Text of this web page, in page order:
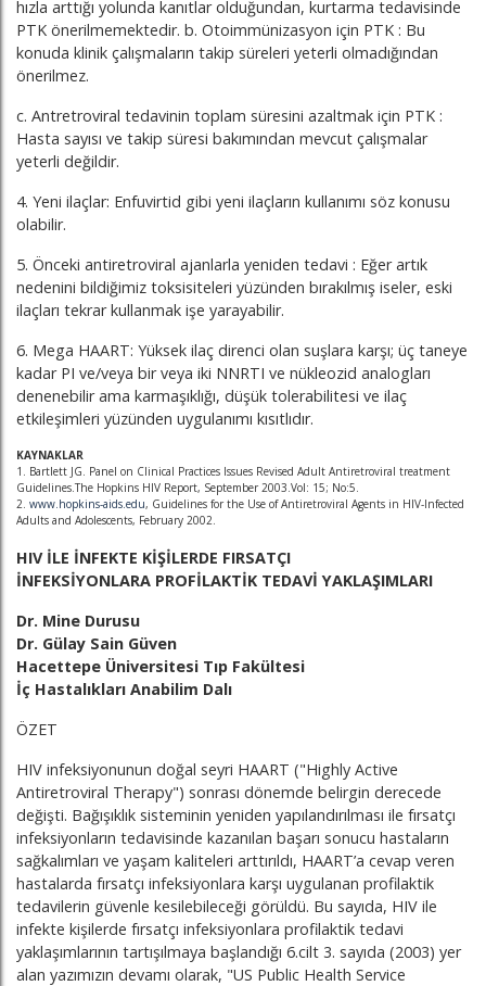
hızla arttığı yolunda kanıtlar olduğundan, kurtarma tedavisinde
PTK önerilmemektedir. b. Otoimmünizasyon için PTK : Bu
konuda klinik çalışmaların takip süreleri yeterli olmadığından
önerilmez.
c. Antretroviral tedavinin toplam süresini azaltmak için PTK :
Hasta sayısı ve takip süresi bakımından mevcut çalışmalar
yeterli değildir.
4. Yeni ilaçlar: Enfuvirtid gibi yeni ilaçların kullanımı söz konusu
olabilir.
5. Önceki antiretroviral ajanlarla yeniden tedavi : Eğer artık
nedenini bildiğimiz toksisiteleri yüzünden bırakılmış iseler, eski
ilaçları tekrar kullanmak işe yarayabilir.
6. Mega HAART: Yüksek ilaç direnci olan suşlara karşı; üç taneye
kadar PI ve/veya bir veya iki NNRTI ve nükleozid analogları
denenebilir ama karmaşıklığı, düşük tolerabilitesi ve ilaç
etkileşimleri yüzünden uygulanımı kısıtlıdır.
KAYNAKLAR
1. Bartlett JG. Panel on Clinical Practices Issues Revised Adult Antiretroviral treatment
Guidelines.The Hopkins HIV Report, September 2003.Vol: 15; No:5.
2. www.hopkins-aids.edu, Guidelines for the Use of Antiretroviral Agents in HIV-Infected
Adults and Adolescents, February 2002.
HIV İLE İNFEKTE KİŞİLERDE FIRSATÇI
İNFEKSİYONLARA PROFİLAKTİK TEDAVİ YAKLAŞIMLARI
Dr. Mine Durusu
Dr. Gülay Sain Güven
Hacettepe Üniversitesi Tıp Fakültesi
İç Hastalıkları Anabilim Dalı
ÖZET
HIV infeksiyonunun doğal seyri HAART ("Highly Active
Antiretroviral Therapy") sonrası dönemde belirgin derecede
değişti. Bağışıklık sisteminin yeniden yapılandırılması ile fırsatçı
infeksiyonların tedavisinde kazanılan başarı sonucu hastaların
sağkalımları ve yaşam kaliteleri arttırıldı, HAART’a cevap veren
hastalarda fırsatçı infeksiyonlara karşı uygulanan profilaktik
tedavilerin güvenle kesilebileceği görüldü. Bu sayıda, HIV ile
infekte kişilerde fırsatçı infeksiyonlara profilaktik tedavi
yaklaşımlarının tartışılmaya başlandığı 6.cilt 3. sayıda (2003) yer
alan yazımızın devamı olarak, "US Public Health Service